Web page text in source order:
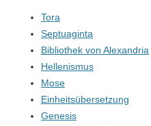
Tora
Septuaginta
Bibliothek von Alexandria
Hellenismus
Mose
Einheitsübersetzung
Genesis